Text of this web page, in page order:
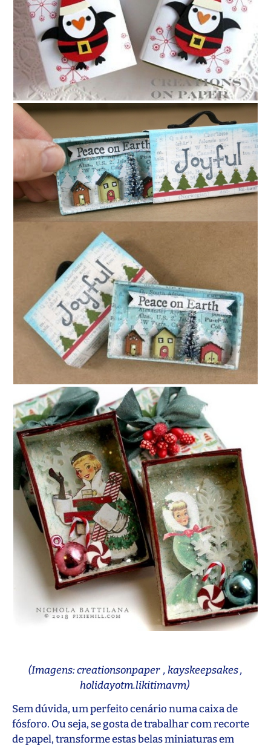
(Imagens: creationsonpaper , kayskeepsakes ,
holidayotm.likitimavm)
Sem dúvida, um perfeito cenário numa caixa de
fósforo. Ou seja, se gosta de trabalhar com recorte
de papel, transforme estas belas miniaturas em